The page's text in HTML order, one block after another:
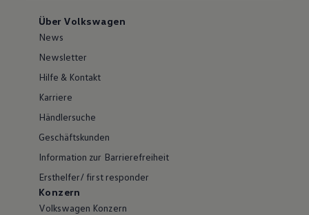
Über Volkswagen
News
Newsletter
Hilfe & Kontakt
Karriere
Händlersuche
Geschäftskunden
Information zur Barrierefreiheit
Ersthelfer/ first responder
Konzern
Volkswagen Konzern